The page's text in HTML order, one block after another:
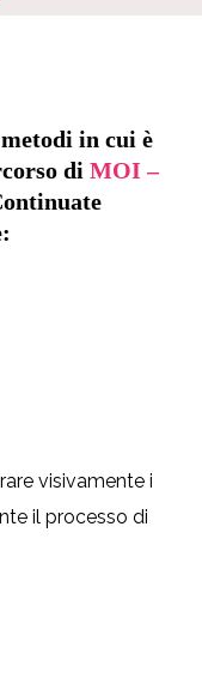
in cui è
diMOI –
visivamente i
il processo di